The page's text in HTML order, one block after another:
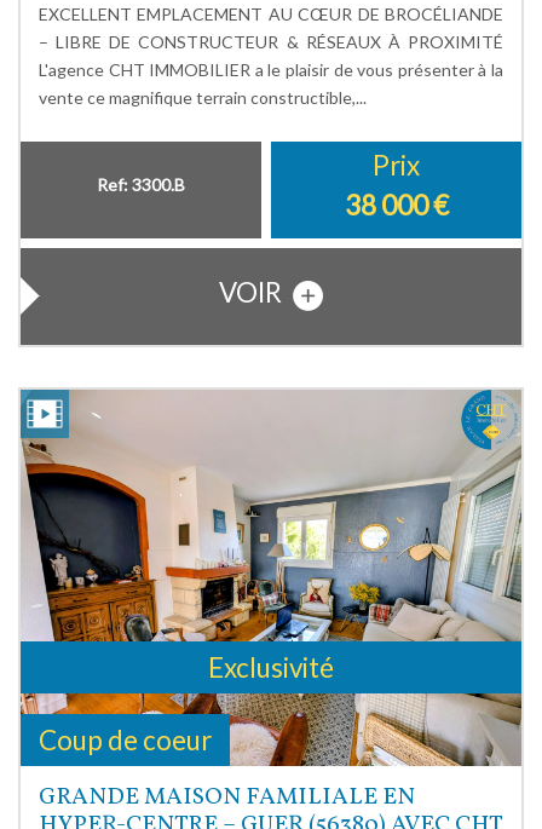
EXCELLENT EMPLACEMENT AU CŒUR DE BROCÉLIANDE
– LIBRE DE CONSTRUCTEUR & RÉSEAUX À PROXIMITÉ
L'agence CHT IMMOBILIER a le plaisir de vous présenter à la
vente ce magnifique terrain constructible,...
Ref: 3300.B
Prix
38 000€
VOIR
Exclusivité
Coup de coeur
GRANDE MAISON FAMILIALE EN